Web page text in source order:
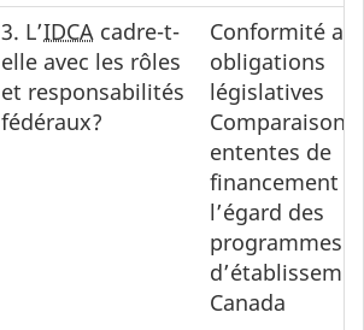
3. L’IDCA cadre-t-
elle avec les rôles
et responsabilités
fédéraux?
Conformité
obligations
législatives
Comparaison
ententes de
financement à
l’égard des
programmes
Canada